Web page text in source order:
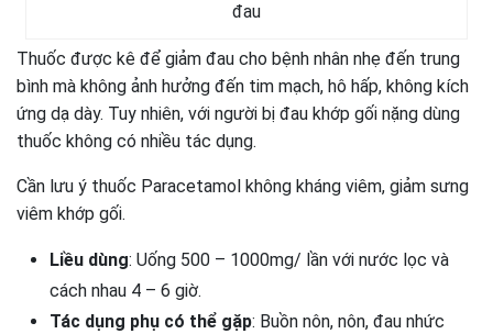
đau
Thuốc được kê để giảm đau cho bệnh nhân nhẹ đến trung
bình mà không ảnh hưởng đến tim mạch, hô hấp, không kích
ứng dạ dày. Tuy nhiên, với người bị đau khớp gối nặng dùng
thuốc không có nhiều tác dụng.
Cần lưu ý thuốc Paracetamol không kháng viêm, giảm sưng
viêm khớp gối.
Liều dùng: Uống 500 – 1000mg/ lần với nước lọc và
cách nhau 4 – 6 giờ.
Tác dụng phụ có thể gặp: Buồn nôn, nôn, đau nhức